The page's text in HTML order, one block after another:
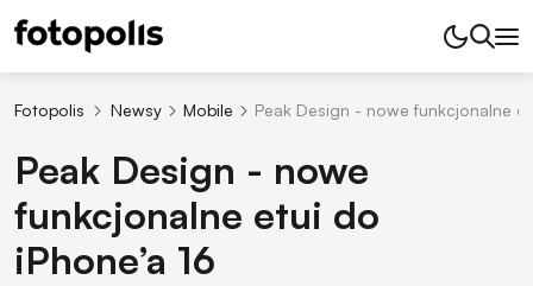
Fotopolis Newsy Mobile Peak Design - nowe funkcjonalne
Peak Design - nowe
funkcjonalne etui do
iPhone’a 16